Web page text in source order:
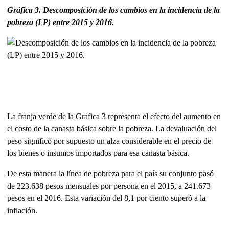
Gráfica 3. Descomposición de los cambios en la incidencia de la
pobreza (LP) entre 2015 y 2016.
La franja verde de la Grafica 3 representa el efecto del aumento en
el costo de la canasta básica sobre la pobreza. La devaluación del
peso significó por supuesto un alza considerable en el precio de
los bienes o insumos importados para esa canasta básica.
De esta manera la línea de pobreza para el país su conjunto pasó
de 223.638 pesos mensuales por persona en el 2015, a 241.673
pesos en el 2016. Esta variación del 8,1 por ciento superó a la
inflación.